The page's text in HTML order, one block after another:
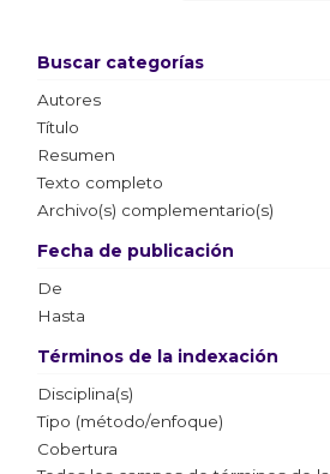
Buscar categorías
Autores
Título
Resumen
Texto completo
Archivo(s) complementario(s)
Fecha de publicación
De
Hasta
Términos de la indexación
Disciplina(s)
Tipo (método/enfoque)
Cobertura